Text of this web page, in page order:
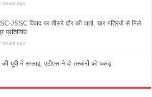
hours ago
JSSC विवाद पर तीसरे दौर की वार्ता, चार मंत्रियों से मिले
प्रतिनिधि
hours ago
की यूपी में सप्लाई, एटीएस ने दो तस्करों को पकड़ा